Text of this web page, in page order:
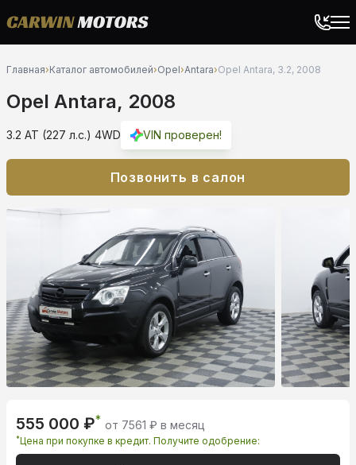
Главная›Каталог автомобилей›Opel›Antara›Opel Antara, 3.2, 2008
Opel Antara, 2008
3.2 AT (227 л.с.) 4WD VIN проверен!
Позвонить в салон
555 000 ₽* от 7561 ₽ в месяц
*Цена при покупке в кредит. Получите одобрение: